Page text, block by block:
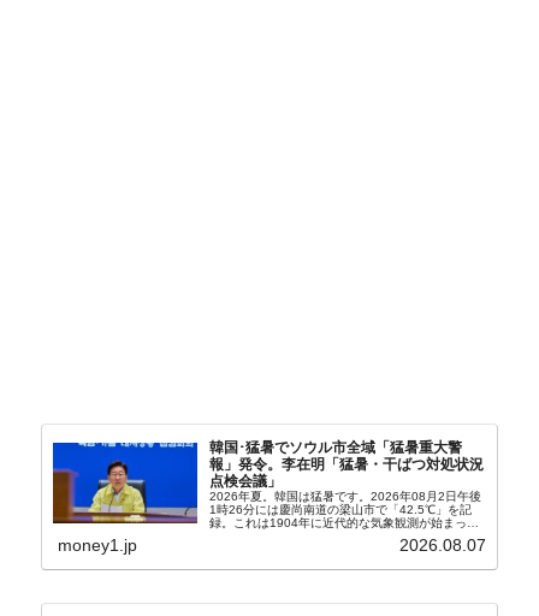
韓国･猛暑でソウル市全域「猛暑重大警
報」発令。李在明「猛暑・干ばつ対処状況
点検会議」
2026年夏。韓国は猛暑です。2026年08月2日午後
1時26分には慶尚南道の梁山市で「42.5℃」を記
録。これは1904年に近代的な気象観測が始まって
ウル市全域への「猛暑重大警報」が発令され...
money1.jp 2026.08.07